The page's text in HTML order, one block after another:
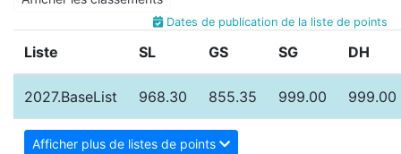
Dates de publication de la liste de points
Liste SL GS SG DH
2027.BaseList 968.30 855.35 999.00 999.00
Afficher plus de listes de points